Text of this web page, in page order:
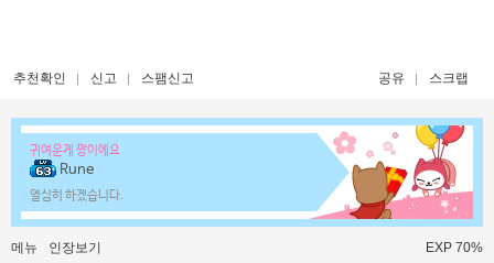
추천확인 신고 스팸신고 공유 스크랩
귀여운게 짱이에요
Rune
열심히 하겠습니다.
메뉴 인장보기 EXP 70%